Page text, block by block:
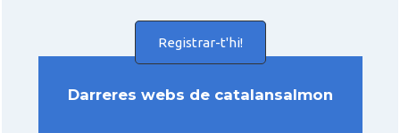
Registrar-t'hi!
Darreres webs de catalansalmon